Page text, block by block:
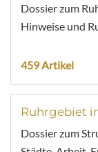
Dossier zum
Hinweise und
459 Artikel
Ruhrgebiet
Dossier zum